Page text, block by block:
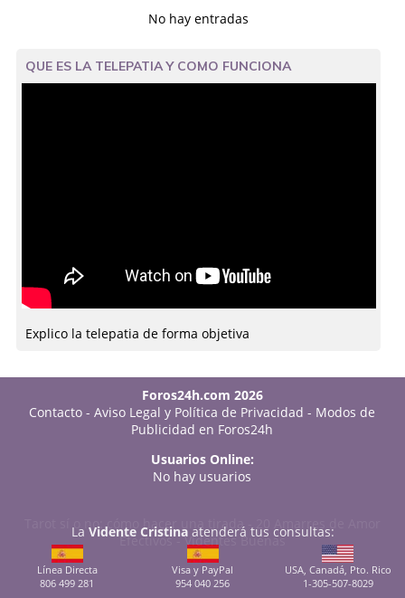
No hay entradas
QUE ES LA TELEPATIA Y COMO FUNCIONA
Explico la telepatia de forma objetiva
Foros24h.com 2026
Contacto -Aviso Legal y Política de Privacidad - Modos de
Publicidad en Foros24h
Usuarios Online:
No hay usuarios
Tarot sí o no: cómo hacer una tirada-
20 Amarres de Amor
Efectivos-Videntes Buenas
La Vidente Cristinaatenderá tus consultas:
Línea Directa
806 499 281
Visa y PayPal
954 040 256
USA, Canadá, Pto. Rico
1-305-507-8029